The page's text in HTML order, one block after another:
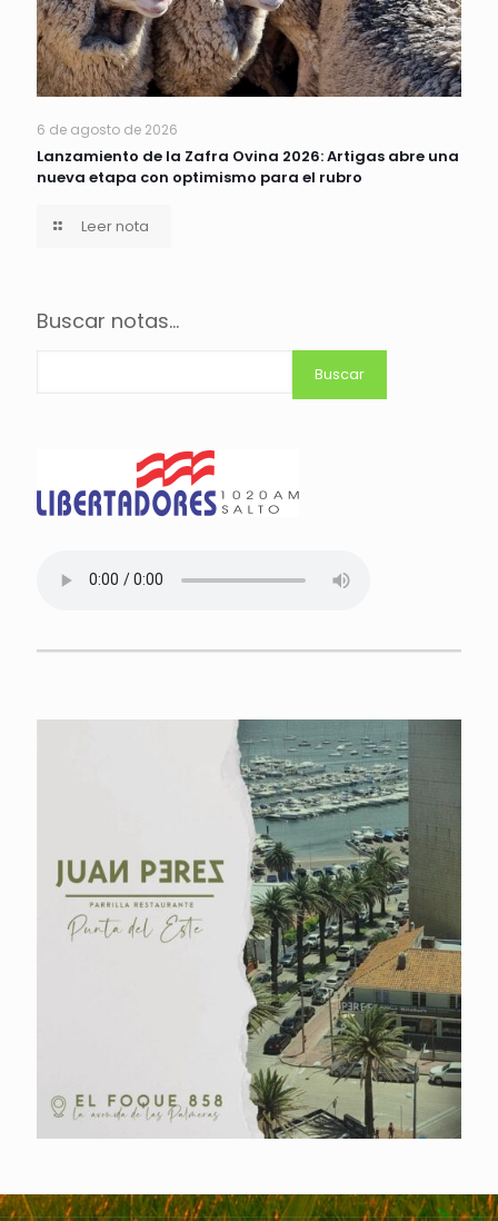
6 de agosto de 2026
Lanzamiento de la Zafra Ovina 2026: Artigas abre una
nueva etapa con optimismo para el rubro
Leer nota
Buscar notas...
Buscar